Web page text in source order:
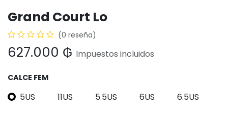
Grand Court Lo
(0 reseña)
627.000 ₲ Impuestos incluidos
CALCE FEM
5US 11US 5.5US 6US 6.5US